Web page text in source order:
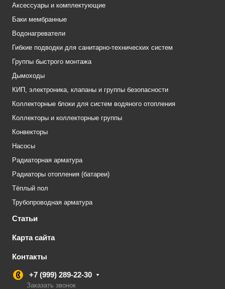
Аксессуары и комплектующие
Баки мембранные
Водонагреватели
Гибкие подводки для санитарно-технических систем
Группы быстрого монтажа
Дымоходы
КИП, электроника, клапаны и группы безопасности
Коллекторные блоки для систем водяного отопления
Коллекторы и коллекторные группы
Конвекторы
Насосы
Радиаторная арматура
Радиаторы отопления (батареи)
Тёплый пол
Трубопроводная арматура
Статьи
Карта сайта
Контакты
+7 (999) 289-22-30
Заказать звонок